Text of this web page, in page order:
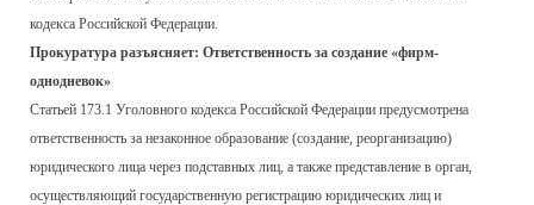
кодекса Российской Федерации.
Прокуратура разъясняет: Ответственность за создание «фирм-
однодневок»
Статьей 173.1 Уголовного кодекса Российской Федерации предусмотрена
ответственность за незаконное образование (создание, реорганизацию)
юридического лица через подставных лиц, а также представление в орган,
осуществляющий государственную регистрацию юридических лиц и